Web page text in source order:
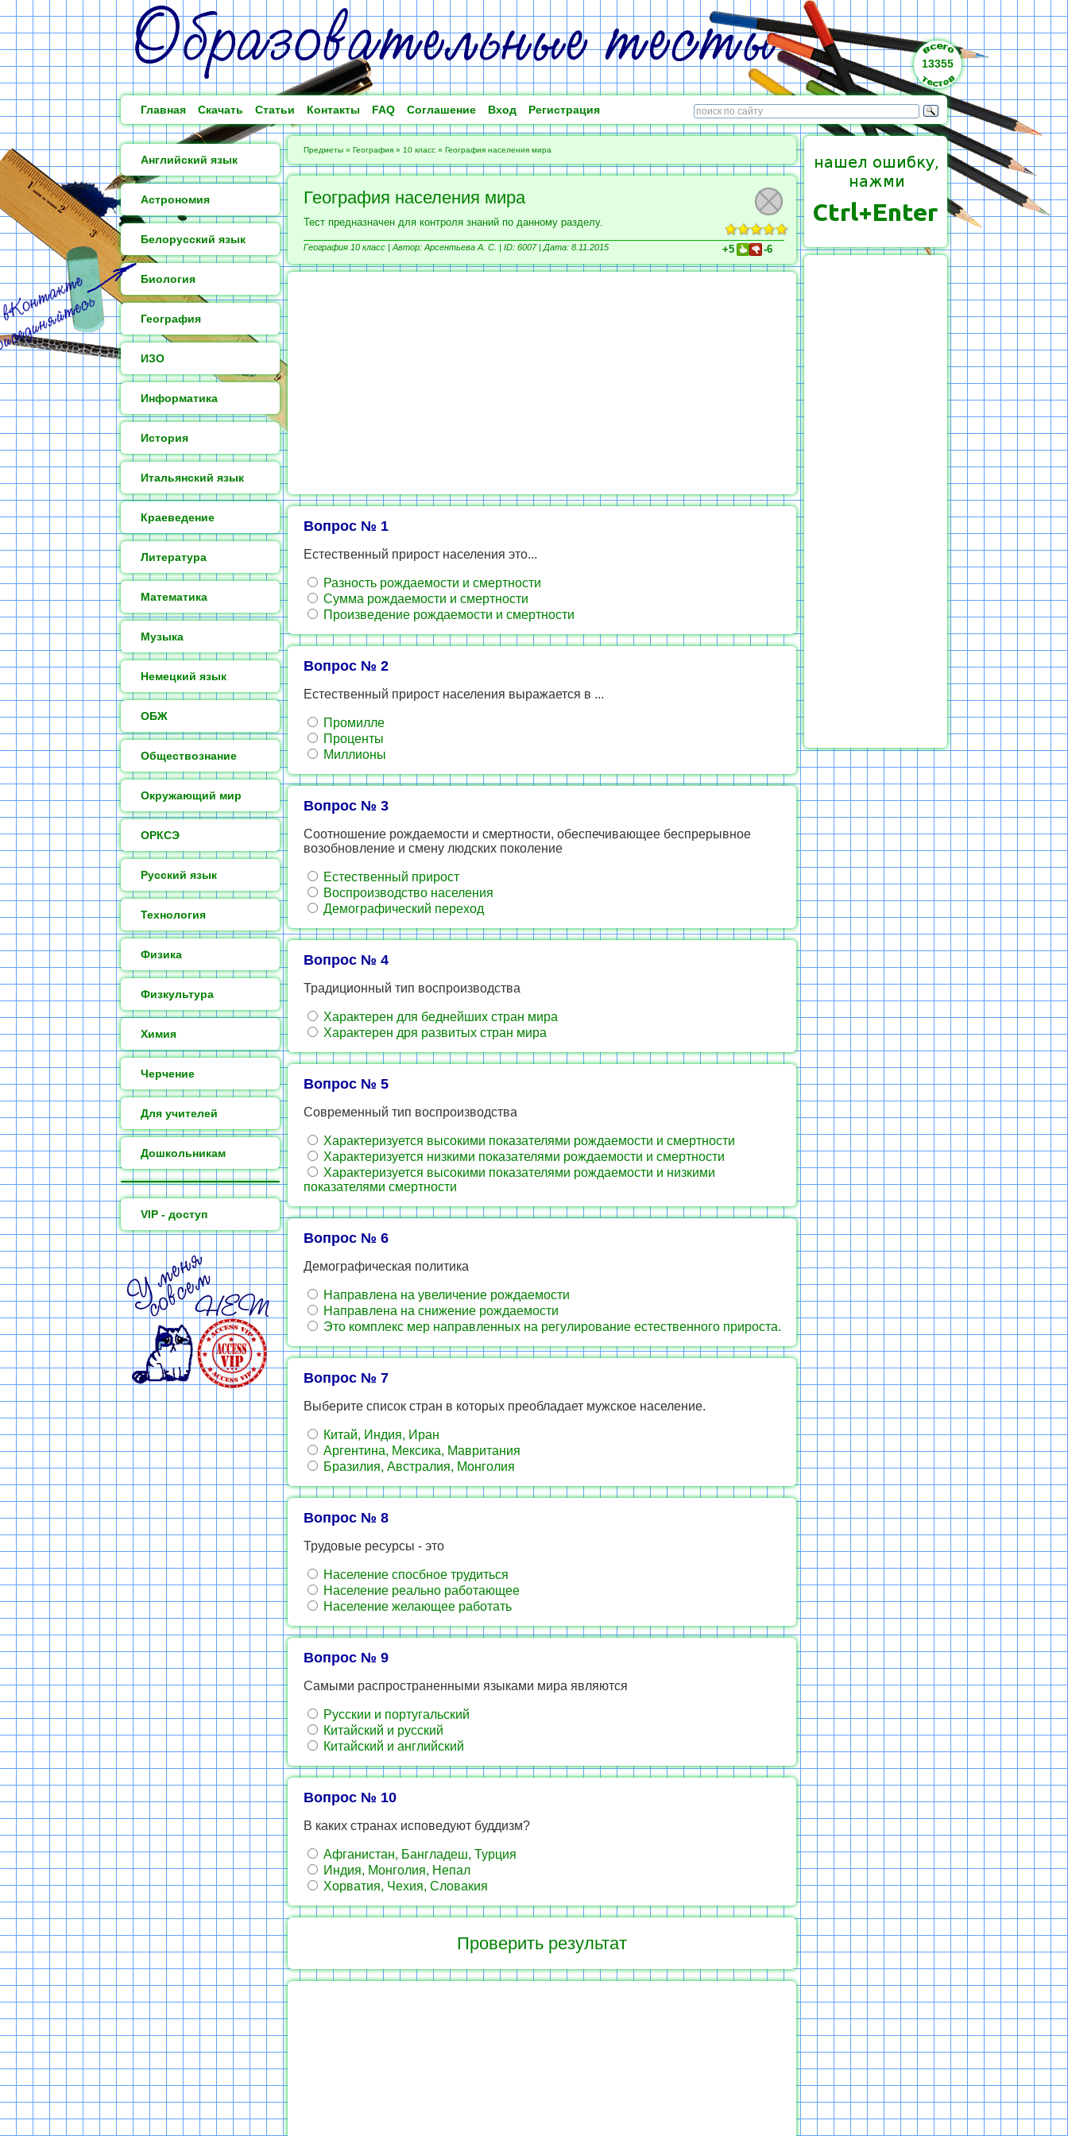
13355
Главная Скачать Статьи Контакты FAQ Соглашение Вход Регистрация
Английский язык
Астрономия
Белорусский язык
Биология
География
ИЗО
Информатика
История
Итальянский язык
Краеведение
Литература
Математика
Музыка
Немецкий язык
ОБЖ
Обществознание
Окружающий мир
ОРКСЭ
Русский язык
Технология
Физика
Физкультура
Химия
Черчение
Для учителей
Дошкольникам
VIP - доступ
Предметы » География » 10 класс » География населения мира
География населения мира
Тест предназначен для контроля знаний по данному разделу.
География 10 класс | Автор: Арсентьева А. С. | ID: 6007 | Дата: 8.11.2015 +5 -6
Вопрос № 1
Естественный прирост населения это...
Разность рождаемости и смертности
Сумма рождаемости и смертности
Произведение рождаемости и смертности
Вопрос № 2
Естественный прирост населения выражается в ...
Промилле
Проценты
Миллионы
Вопрос № 3
Соотношение рождаемости и смертности, обеспечивающее беспрерывное
возобновление и смену людских поколение
Естественный прирост
Воспроизводство населения
Демографический переход
Вопрос № 4
Традиционный тип воспроизводства
Характерен для беднейших стран мира
Характерен дря развитых стран мира
Вопрос № 5
Современный тип воспроизводства
Характеризуется высокими показателями рождаемости и смертности
Характеризуется низкими показателями рождаемости и смертности
Характеризуется высокими показателями рождаемости и низкими
показателями смертности
Вопрос № 6
Демографическая политика
Направлена на увеличение рождаемости
Направлена на снижение рождаемости
Это комплекс мер направленных на регулирование естественного прироста.
Вопрос № 7
Выберите список стран в которых преобладает мужское население.
Китай, Индия, Иран
Аргентина, Мексика, Мавритания
Бразилия, Австралия, Монголия
Вопрос № 8
Трудовые ресурсы - это
Население спосбное трудиться
Население реально работающее
Население желающее работать
Вопрос № 9
Самыми распространенными языками мира являются
Русскии и португальский
Китайский и русский
Китайский и английский
Вопрос № 10
В каких странах исповедуют буддизм?
Афганистан, Бангладеш, Турция
Индия, Монголия, Непал
Хорватия, Чехия, Словакия